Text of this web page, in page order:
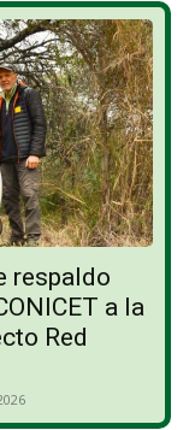
respaldo
a la
Red